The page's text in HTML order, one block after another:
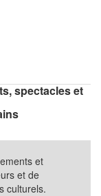
spectacles et
et
et de
culturels.